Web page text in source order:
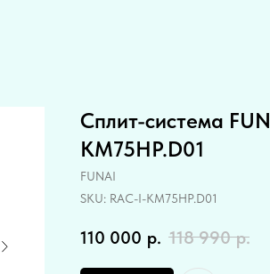
Сплит-система
KM75HP.D01
FUNAI
SKU: RAC-I-KM75HP.D01
110 000 р. 118 990 р.